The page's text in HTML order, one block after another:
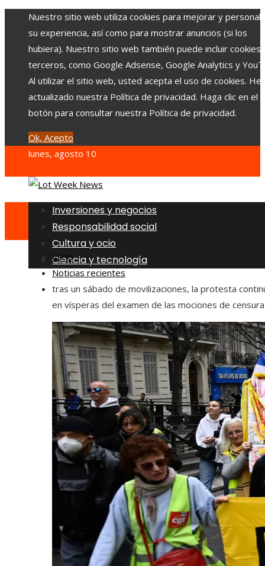
Nuestro sitio web utiliza cookies para mejorar y
su experiencia, así como para mostrar anuncios (si los
hubiera). Nuestro sitio web también puede incluir cookies
terceros, como Google Adsense, Google Analytics y
Al utilizar el sitio web, usted acepta el uso de cookies.
actualizado nuestra Política de privacidad. Haga clic en el
botón para consultar nuestra Política de privacidad.
Ok, Acepto
lunes, agosto 10
Inversiones y negocios
Responsabilidad social
Cultura y ocio
Ciencia y tecnología
Inicio
Noticias recientes
tras un sábado de movilizaciones, la protesta
en vísperas del examen de las mociones de censura